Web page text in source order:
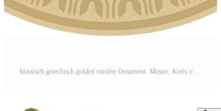
klassisch griechisch golden runden Ornament. Muster, Kreis von uralt hellenen europäisch Rand Ring Pro Vektor